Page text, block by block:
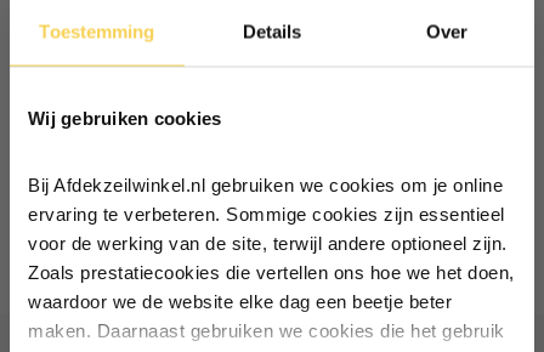
Toestemming Details Over
Wij gebruiken cookies
Bij Afdekzeilwinkel.nl gebruiken we cookies om je online
ervaring te verbeteren. Sommige cookies zijn essentieel
voor de werking van de site, terwijl andere optioneel zijn.
Zoals prestatiecookies die vertellen ons hoe we het doen,
waardoor we de website elke dag een beetje beter
maken. Daarnaast gebruiken we cookies die het gebruik
schaduwdoek (4)
schaduwdoek gebruik (1)
zonwering (12)
zonwering afstellen (1)
zonwering problemen (1)
1van1 artikelen
Ontvang €5,- korting!
Schrijf je in voor de nieuwsbrief en
Vul je e-mailadres in‍⁪⁪
Particulier Zakelijk